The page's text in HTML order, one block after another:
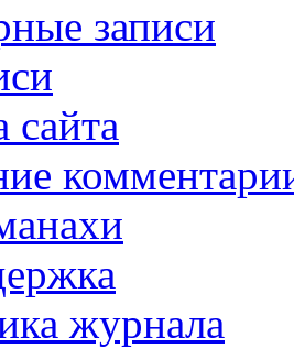
записи
сайта
журнала